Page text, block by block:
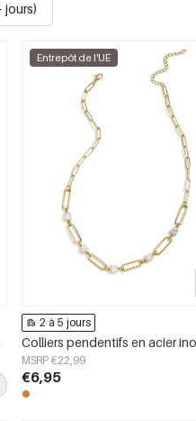
jours)
Entrepôt de l'UE
2 à 5 jours
MSRP €22,99
€6,95